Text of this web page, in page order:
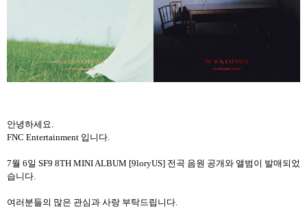
안녕하세요.
FNC Entertainment 입니다.
7월 6일 SF9 8TH MINI ALBUM [9loryUS] 전곡 음원 공개와 앨범이 발매되었
습니다.
여러분들의 많은 관심과 사랑 부탁드립니다.